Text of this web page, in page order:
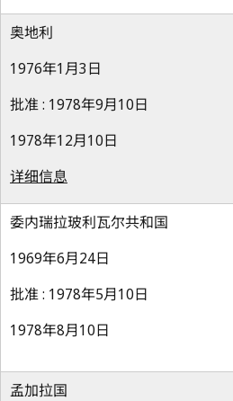
奥地利
1976年1月3日
批准 : 1978年9月10日
1978年12月10日
详细信息
委内瑞拉玻利瓦尔共和国
1969年6月24日
批准 : 1978年5月10日
1978年8月10日
孟加拉国